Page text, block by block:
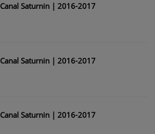
Canal Saturnin | 2016-2017
Canal Saturnin | 2016-2017
Canal Saturnin | 2016-2017